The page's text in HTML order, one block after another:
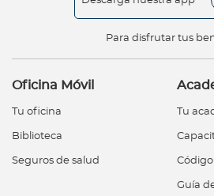
Para disfrutar tus
Oficina Móvil
Tu oficina
Biblioteca
Seguros de salud
Tu
Guía